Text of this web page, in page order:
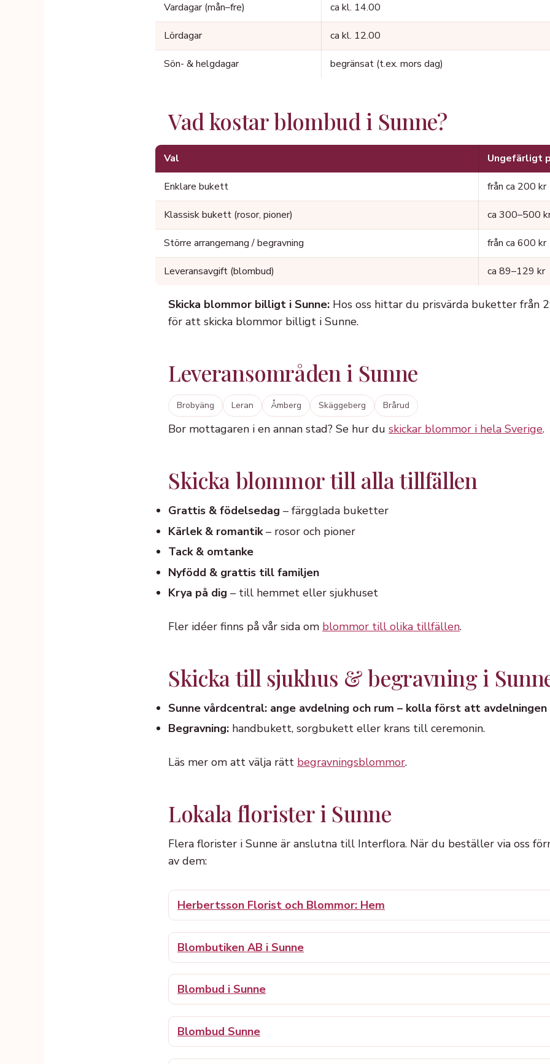
Vardagar (mån–fre) ca kl. 14.00
Lördagar ca kl. 12.00
Sön- & helgdagar begränsat (t.ex. mors dag)
Vad kostar blombud i Sunne?
Val Ungefärligt
Enklare bukett från ca 200 kr
Klassisk bukett (rosor, pioner) ca 300–500
Större arrangemang / begravning från ca 600 kr
Leveransavgift (blombud) ca 89–129 kr
Skicka blommor billigt i Sunne: Hos oss hittar du prisvärda buketter från
för att skicka blommor billigt i Sunne.
Leveransområden i Sunne
Brobyäng Leran Åmberg Skäggeberg Brårud
Bor mottagaren i en annan stad? Se hur du skickar blommor i hela Sverige.
Skicka blommor till alla tillfällen
Grattis & födelsedag – färgglada buketter
Kärlek & romantik– rosor och pioner
Tack & omtanke
Nyfödd & grattis till familjen
Krya på dig – till hemmet eller sjukhuset
Fler idéer finns på vår sida om blommor till olika tillfällen.
Skicka till sjukhus & begravning i
Sunne vårdcentral: ange avdelning och rum – kolla först att
Begravning: handbukett, sorgbukett eller krans till ceremonin.
Läs mer om att välja rätt begravningsblommor.
Lokala florister i Sunne
Flera florister i Sunne är anslutna till Interflora. När du beställer via oss
av dem:
Herbertsson Florist och Blommor: Hem
Blombutiken AB i Sunne
Blombud i Sunne
Blombud Sunne